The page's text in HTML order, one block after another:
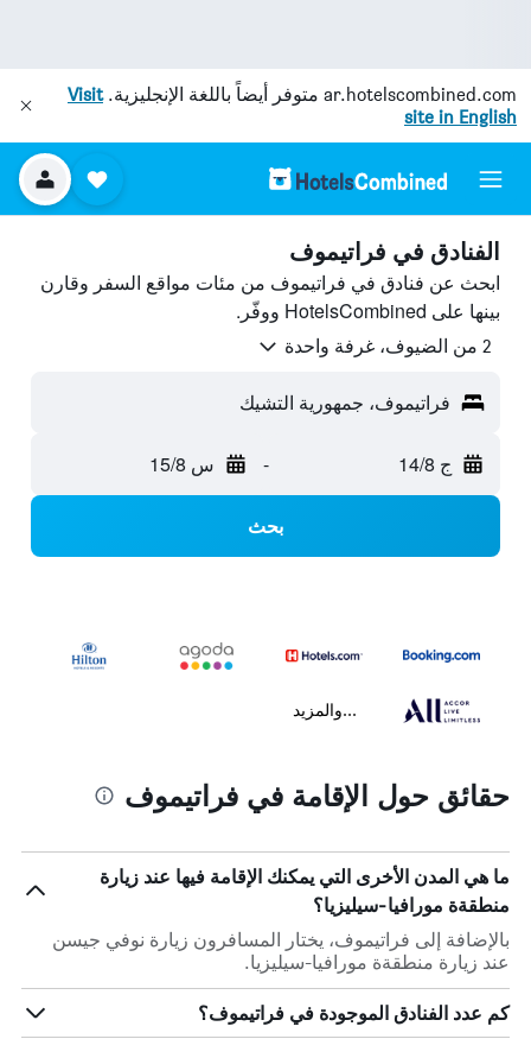
ar.hotelscombined.com متوفر أيضاً باللغة الإنجليزية.Visit
site in English
الفنادق في فراتيموف
ابحث عن فنادق في فراتيموف من مئات مواقع السفر وقارن
بينها على HotelsCombined ووفّر.
2 من الضيوف، غرفة واحدة
فراتيموف، جمهورية التشيك
ج 14/8 - س 15/8
بحث
...والمزيد
حقائق حول الإقامة في فراتيموف
ما هي المدن الأخرى التي يمكنك الإقامة فيها عند زيارة
منطقةة مورافيا-سيليزيا؟
بالإضافة إلى فراتيموف، يختار المسافرون زيارة نوفي جيسن
عند زيارة منطقةة مورافيا-سيليزيا.
كم عدد الفنادق الموجودة في فراتيموف؟